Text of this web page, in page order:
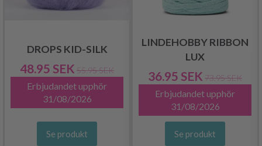
DROPS KID-SILK
48.95 SEK 55.95 SEK
Erbjudandet upphör
31/08/2026
Se produkt
LINDEHOBBY RIBBON
LUX
36.95 SEK 73.95 SEK
Erbjudandet upphör
31/08/2026
Se produkt